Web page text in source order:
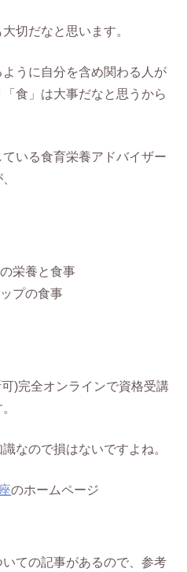
切だなと思います。
うに自分を含め関わる人が
食」は大事だなと思うから
いる食育栄養アドバイザー
栄養と食事
プの食事
)完全オンラインで資格受講
なので損はないですよね。
のホームページ
ての記事があるので、参考